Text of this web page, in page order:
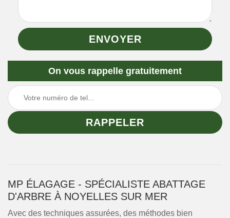
On vous rappelle gratuitement
MP ÉLAGAGE - SPÉCIALISTE ABATTAGE
D'ARBRE À NOYELLES SUR MER
Avec des techniques assurées, des méthodes bien